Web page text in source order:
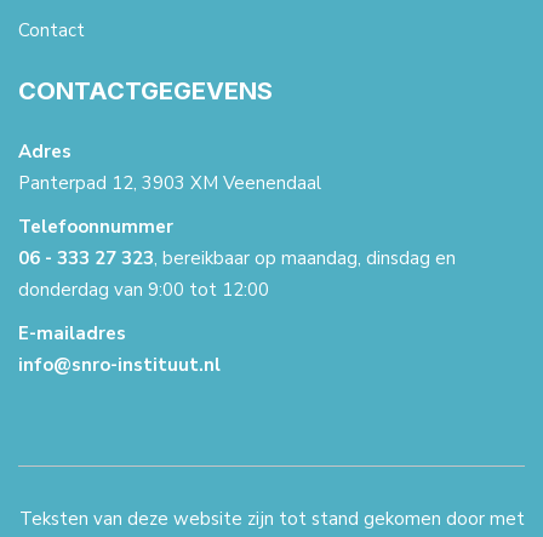
Contact
CONTACTGEGEVENS
Adres
Panterpad 12, 3903 XM Veenendaal
Telefoonnummer
06 - 333 27 323, bereikbaar op maandag, dinsdag en
donderdag van 9:00 tot 12:00
E-mailadres
info@snro-instituut.nl
Teksten van deze website zijn tot stand gekomen door met